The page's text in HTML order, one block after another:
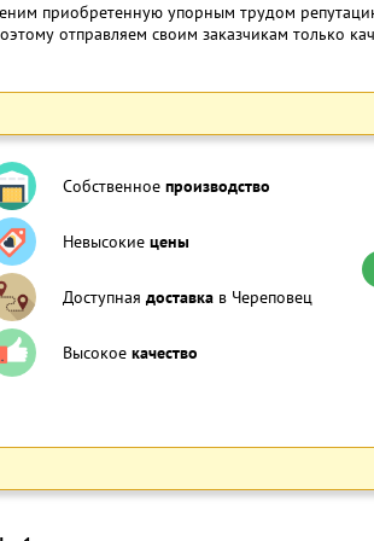
приобретенную упорным трудом
отправляем своим заказчикам только
Собственное производство
Невысокие цены
Доступная доставка в Череповец
Высокое качество